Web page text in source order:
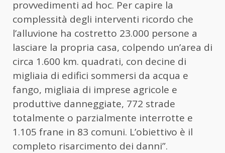
provvedimenti ad hoc. Per capire la
complessità degli interventi ricordo che
l’alluvione ha costretto 23.000 persone a
lasciare la propria casa, colpendo un’area di
circa 1.600 km. quadrati, con decine di
migliaia di edifici sommersi da acqua e
fango, migliaia di imprese agricole e
produttive danneggiate, 772 strade
totalmente o parzialmente interrotte e
1.105 frane in 83 comuni. L’obiettivo è il
completo risarcimento dei danni”.